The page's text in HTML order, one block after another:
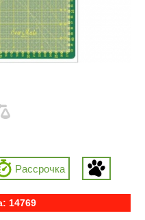
Рассрочка
14769